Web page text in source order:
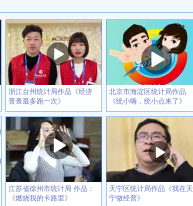
浙江台州统计局作品《经济
普查最多跑一次》
北京市海淀区统计局作品
《统小嗨，统小点来了》
江苏省徐州市统计局 作品：
《燃烧我的卡路里》
天宁区统计局作品《我在天
宁做经普》